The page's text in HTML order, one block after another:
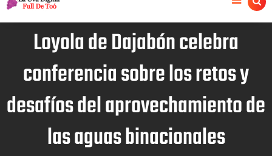
Loyola de Dajabón celebra
conferencia sobre los retos y
desafíos del aprovechamiento de
las aguas binacionales